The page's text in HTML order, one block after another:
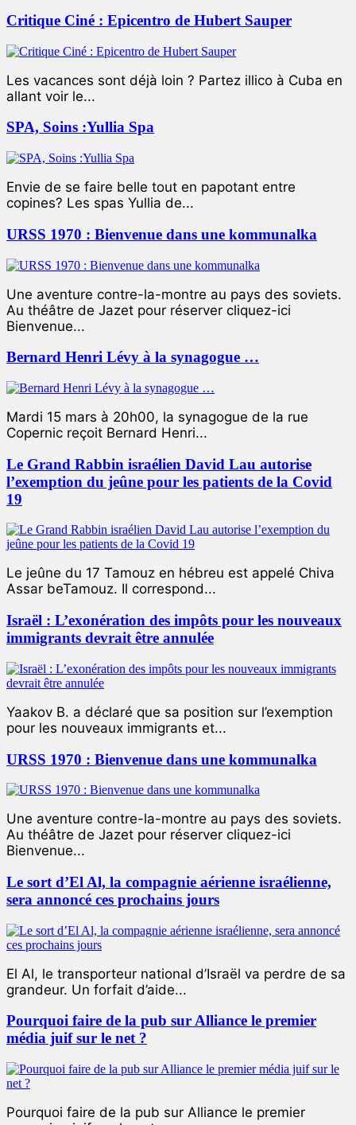
Critique Ciné : Epicentro de Hubert Sauper
Les vacances sont déjà loin ? Partez illico à Cuba en
allant voir le...
SPA, Soins :Yullia Spa
Envie de se faire belle tout en papotant entre
copines? Les spas Yullia de...
URSS 1970 : Bienvenue dans une kommunalka
Une aventure contre-la-montre au pays des soviets.
Au théâtre de Jazet pour réserver cliquez-ici
Bienvenue...
Bernard Henri Lévy à la synagogue …
Mardi 15 mars à 20h00, la synagogue de la rue
Copernic reçoit Bernard Henri...
Le Grand Rabbin israélien David Lau autorise
l’exemption du jeûne pour les patients de la Covid
19
Le jeûne du 17 Tamouz en hébreu est appelé Chiva
Assar beTamouz. Il correspond...
Israël : L’exonération des impôts pour les nouveaux
immigrants devrait être annulée
Yaakov B. a déclaré que sa position sur l’exemption
pour les nouveaux immigrants et...
URSS 1970 : Bienvenue dans une kommunalka
Une aventure contre-la-montre au pays des soviets.
Au théâtre de Jazet pour réserver cliquez-ici
Bienvenue...
Le sort d’El Al, la compagnie aérienne israélienne,
sera annoncé ces prochains jours
El Al, le transporteur national d’Israël va perdre de sa
grandeur. Un forfait d’aide...
Pourquoi faire de la pub sur Alliance le premier
média juif sur le net ?
Pourquoi faire de la pub sur Alliance le premier